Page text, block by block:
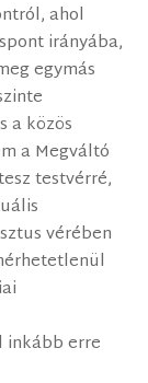
ahol
irányába,
egymás
a közös
a Megváltó
testvérré,
vérében
inkább erre